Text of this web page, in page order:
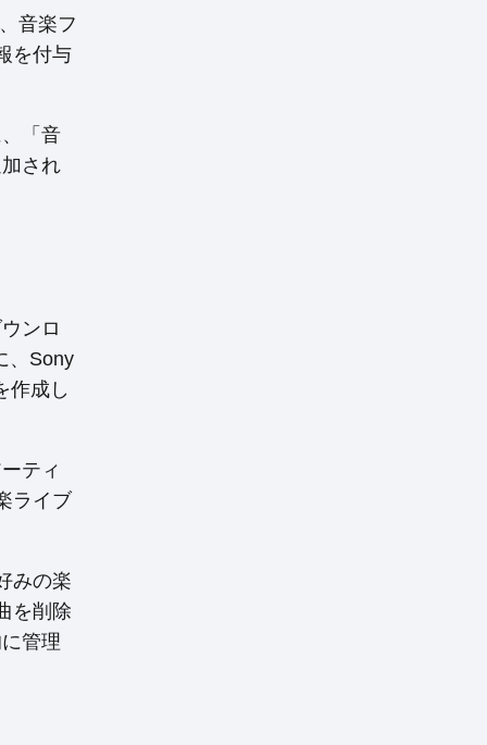
音楽フ
を付与
「音
され
ンロ
、Sony
作成し
ティ
ライブ
みの楽
を削除
管理